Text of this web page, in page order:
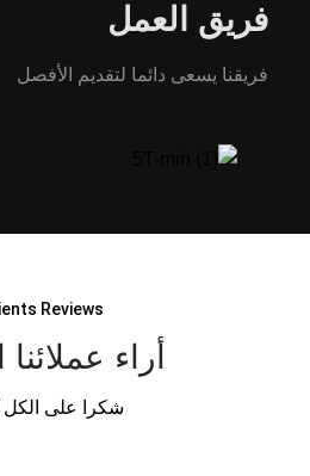
فريق العمل
فريقنا يسعى دائما لتقديم الأفصل
Reviews
أراء
شكرا على الكل